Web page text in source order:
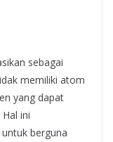
sebagai
memiliki atom
yang dapat
ini
berguna